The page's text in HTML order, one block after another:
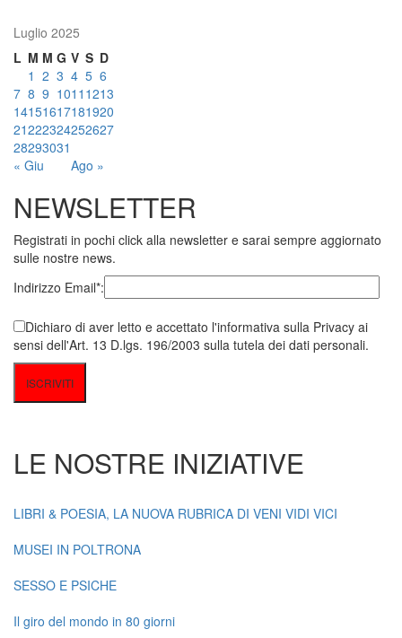
Luglio 2025
L M M G V S D
« Giu Ago »
1 2 3 4 5 6
7 8 9 1011 1213
14151617181920
21222324252627
28293031
NEWSLETTER
Registrati in pochi click alla newsletter e sarai sempre aggiornato
sulle nostre news.
Indirizzo Email*:
Dichiaro di aver letto e accettato l'informativa sulla Privacy ai
sensi dell'Art. 13 D.lgs. 196/2003 sulla tutela dei dati personali.
LE NOSTRE INIZIATIVE
LIBRI & POESIA, LA NUOVA RUBRICA DI VENI VIDI VICI
MUSEI IN POLTRONA
SESSO E PSICHE
Il giro del mondo in 80 giorni